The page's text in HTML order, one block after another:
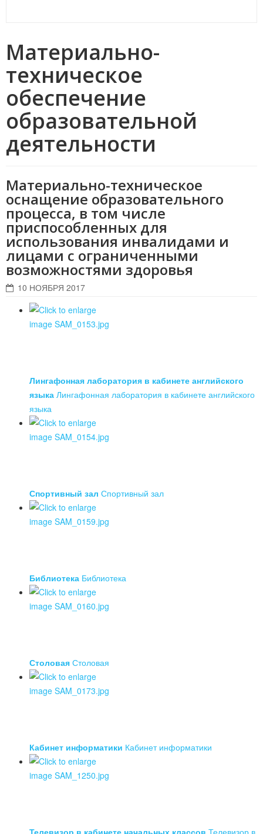
Материально-
техническое
обеспечение
образовательной
деятельности
Материально-техническое
оснащение образовательного
процесса, в том числе
приспособленных для
использования инвалидами и
лицами с ограниченными
возможностями здоровья
10 НОЯБРЯ 2017
Лингафонная лаборатория в кабинете английского
языка Лингафонная лаборатория в кабинете английского
языка
Спортивный зал Спортивный зал
Библиотека Библиотека
Столовая Столовая
Кабинет информатики Кабинет информатики
Телевизор в кабинете начальных классов Телевизор в